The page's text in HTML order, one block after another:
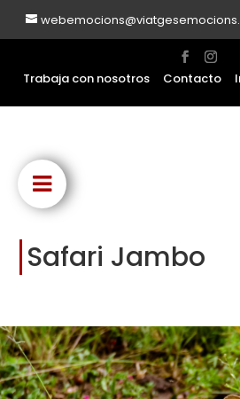
Trabaja con nosotros Contacto
Safari Jambo